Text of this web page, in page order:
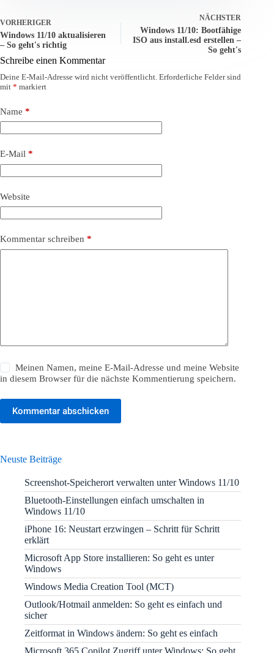
VORHERIGER
Windows 11/10 aktualisieren
– So geht's richtig
NÄCHSTER
Windows 11/10: Bootfähige
ISO aus install.esd erstellen –
So geht's
Schreibe einen Kommentar
Deine E-Mail-Adresse wird nicht veröffentlicht. Erforderliche Felder sind
mit * markiert
Name *
E-Mail *
Website
Kommentar schreiben *
Meinen Namen, meine E-Mail-Adresse und meine Website
in diesem Browser für die nächste Kommentierung speichern.
Kommentar abschicken
Neuste Beiträge
Screenshot-Speicherort verwalten unter Windows 11/10
Bluetooth-Einstellungen einfach umschalten in
Windows 11/10
iPhone 16: Neustart erzwingen – Schritt für Schritt
erklärt
Microsoft App Store installieren: So geht es unter
Windows
Windows Media Creation Tool (MCT)
Outlook/Hotmail anmelden: So geht es einfach und
sicher
Zeitformat in Windows ändern: So geht es einfach
Microsoft 365 Copilot Zugriff unter Windows: So geht